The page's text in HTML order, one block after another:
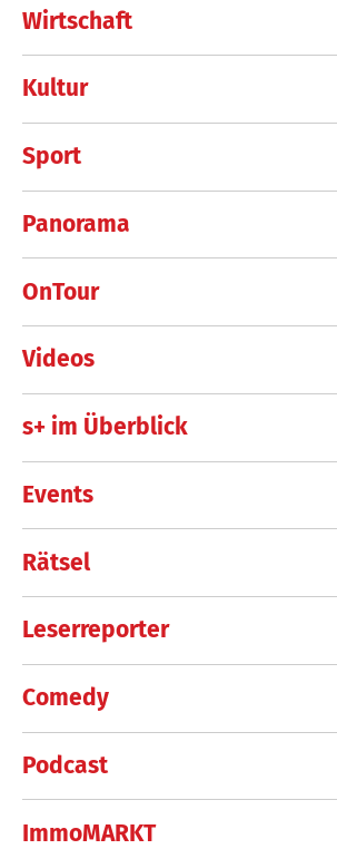
Wirtschaft
Kultur
Sport
Panorama
OnTour
Videos
s+ im Überblick
Events
Rätsel
Leserreporter
Comedy
Podcast
ImmoMARKT